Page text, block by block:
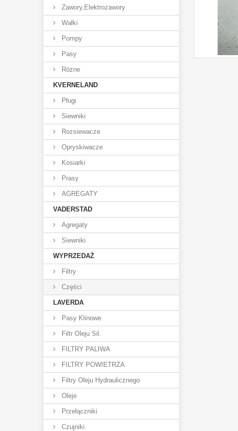
Zawory,elektrozawory
Wałki
Pompy
Pasy
Różne
KVERNELAND
Pługi
Siewniki
Rozsiewacze
Opryskiwacze
Kosiarki
Prasy
AGREGATY
VADERSTAD
Agregaty
Siewniki
WYPRZEDAŻ
Filtry
Części
LAVERDA
Pasy Klinowe
Filtr Oleju Sil.
FILTRY PALIWA
FILTRY POWIETRZA
Filtry Oleju Hydraulicznego
Oleje
Przełączniki
Czujniki